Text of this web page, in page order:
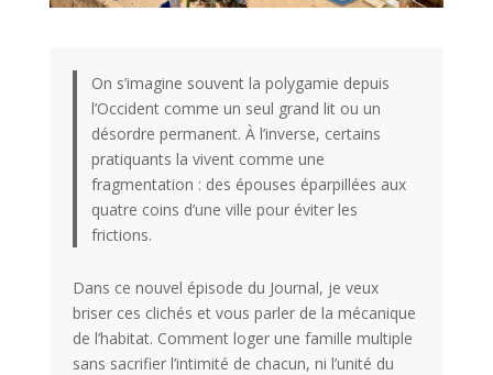
On s’imagine souvent la polygamie depuis
l’Occident comme un seul grand lit ou un
désordre permanent. À l’inverse, certains
pratiquants la vivent comme une
fragmentation : des épouses éparpillées aux
quatre coins d’une ville pour éviter les
frictions.
Dans ce nouvel épisode du Journal, je veux
briser ces clichés et vous parler de la mécanique
de l’habitat. Comment loger une famille multiple
sans sacrifier l’intimité de chacun, ni l’unité du